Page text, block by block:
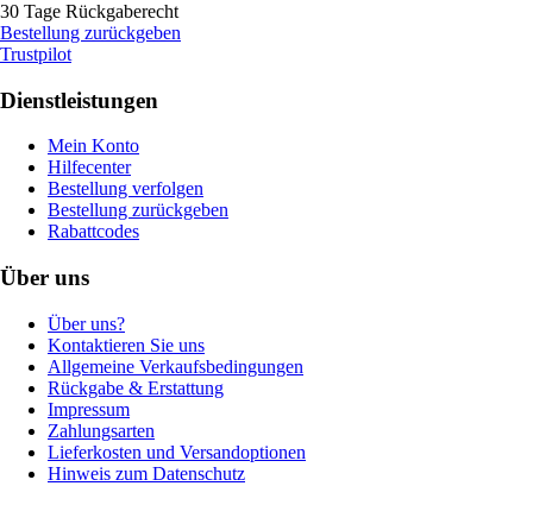
30 Tage Rückgaberecht
Bestellung zurückgeben
Trustpilot
Dienstleistungen
Mein Konto
Hilfecenter
Bestellung verfolgen
Bestellung zurückgeben
Rabattcodes
Über uns
Über uns?
Kontaktieren Sie uns
Allgemeine Verkaufsbedingungen
Rückgabe & Erstattung
Impressum
Zahlungsarten
Lieferkosten und Versandoptionen
Hinweis zum Datenschutz